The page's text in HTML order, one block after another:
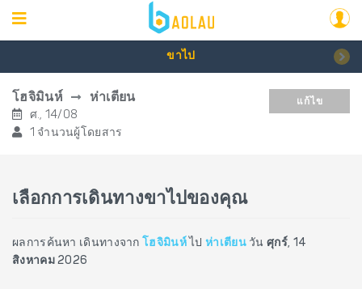
ขาไป
โฮจิมินห์ ห่าเตียน
ศ., 14/08
1 จำนวนผู้โดยสาร
แก้ไข
เลือกการเดินทางขาไปของคุณ
ผลการค้นหา เดินทางจาก โฮจิมินห์ไปห่าเตียนวันศุกร์, 14
สิงหาคม 2026